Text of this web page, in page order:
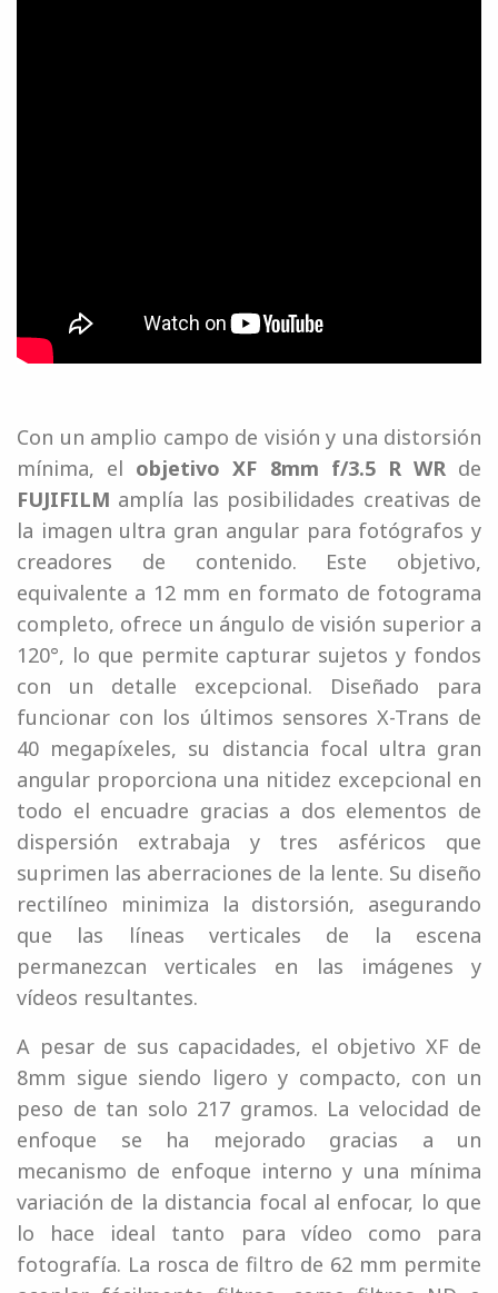
Con un amplio campo de visión y una distorsión
mínima, el objetivo XF 8mm f/3.5 R WRde
FUJIFILM amplía las posibilidades creativas de
la imagen ultra gran angular para fotógrafos y
creadores de contenido. Este objetivo,
equivalente a 12 mm en formato de fotograma
completo, ofrece un ángulo de visión superior a
120°, lo que permite capturar sujetos y fondos
con un detalle excepcional. Diseñado para
funcionar con los últimos sensores X-Trans de
40 megapíxeles, su distancia focal ultra gran
angular proporciona una nitidez excepcional en
todo el encuadre gracias a dos elementos de
dispersión extrabaja y tres asféricos que
suprimen las aberraciones de la lente. Su diseño
rectilíneo minimiza la distorsión, asegurando
que las líneas verticales de la escena
permanezcan verticales en las imágenes y
vídeos resultantes.
A pesar de sus capacidades, el objetivo XF de
8mm sigue siendo ligero y compacto, con un
peso de tan solo 217 gramos. La velocidad de
enfoque se ha mejorado gracias a un
mecanismo de enfoque interno y una mínima
variación de la distancia focal al enfocar, lo que
lo hace ideal tanto para vídeo como para
fotografía. La rosca de filtro de 62 mm permite